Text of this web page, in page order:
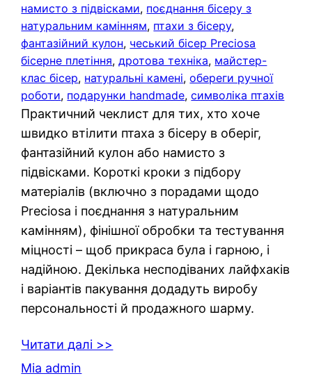
намисто з підвісками, поєднання бісеру з
натуральним камінням, птахи з бісеру
фантазійний кулон, чеський бісер Preciosa
бісерне плетіння, дротова техніка, майстер-
клас бісер, натуральні камені, обереги ручної
роботи, подарунки handmade, символіка птахів
Практичний чеклист для тих, хто хоче
швидко втілити птаха з бісеру в оберіг,
фантазійний кулон або намисто з
підвісками. Короткі кроки з підбору
матеріалів (включно з порадами щодо
Preciosa і поєднання з натуральним
камінням), фінішної обробки та тестування
міцності – щоб прикраса була і гарною, і
надійною. Декілька несподіваних лайфхаків
і варіантів пакування додадуть виробу
персональності й продажного шарму.
Читати далі >>
Mia admin